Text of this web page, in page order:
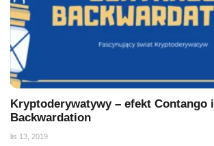
Kryptoderywatywy – efekt Contango i
Backwardation
lis 13, 2019